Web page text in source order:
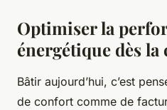
Optimiser la
énergétique dès
Bâtir aujourd’hui, c’est
de confort comme de